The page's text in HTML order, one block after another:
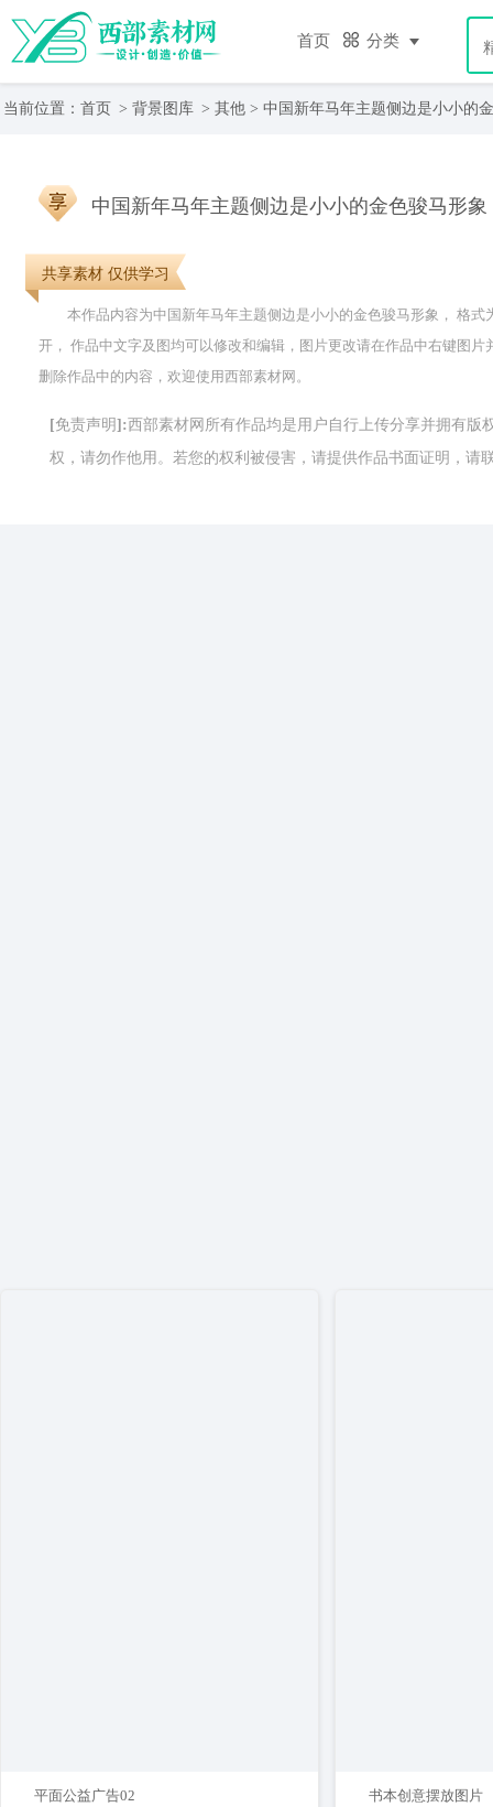
首页 分类
当前位置： 首页 > 背景图库 > 其他 > 中国新年马年主题侧边是小小的
共享素材 仅供学习
中国新年马年主题侧边是小小的金色骏马形象
本作品内容为中国新年马年主题侧边是小小的金色骏马形象， 格式
开， 作品中文字及图均可以修改和编辑，图片更改请在作品中右键图
删除作品中的内容，欢迎使用西部素材网。
[免责声明]:西部素材网所有作品均是用户自行上传分享并拥有
权，请勿作他用。若您的权利被侵害，请提供作品书面证明，请
平面公益广告02 书本创意摆放图片